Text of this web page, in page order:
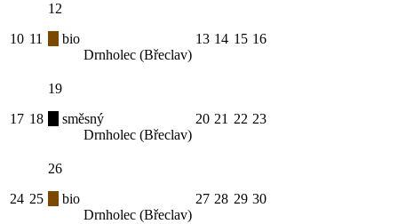
10 11
12
bio
Drnholec (Břeclav)
13 14 15 16
17 18
19
směsný
Drnholec (Břeclav)
20 21 22 23
24 25
26
bio
Drnholec (Břeclav)
27 28 29 30